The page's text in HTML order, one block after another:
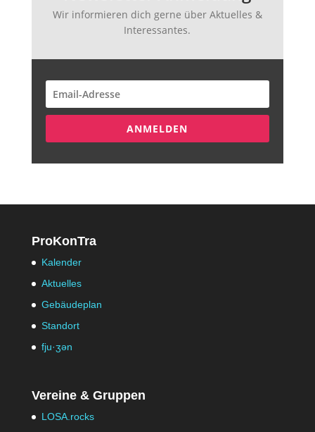
Wir informieren dich gerne über Aktuelles &
Interessantes.
ANMELDEN
ProKonTra
Kalender
Aktuelles
Gebäudeplan
Standort
fju·ʒən
Vereine & Gruppen
LOSA.rocks